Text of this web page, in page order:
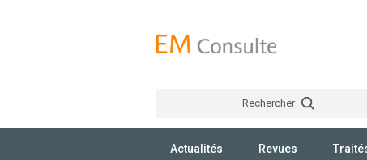
Rechercher
Actualités Revues